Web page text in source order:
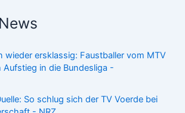
wieder ersklassig: Faustballer vom MTV
Aufstieg in die Bundesliga -
So schlug sich der TV Voerde bei